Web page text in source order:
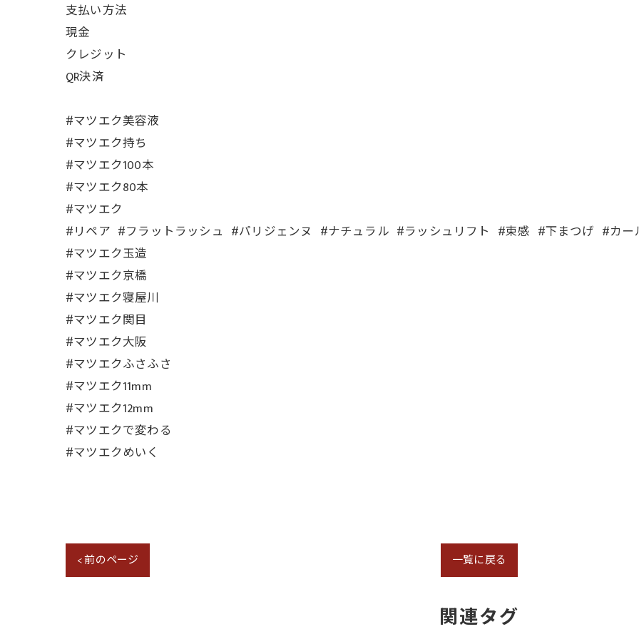
支払い方法
現金
クレジット
QR決済
#マツエク美容液
#マツエク持ち
#マツエク100本
#マツエク80本
#マツエク
#リペア #フラットラッシュ #パリジェンヌ #ナチュラル #ラッシュリフト #束感 #下まつげ #カー
#マツエク玉造
#マツエク京橋
#マツエク寝屋川
#マツエク関目
#マツエク大阪
#マツエクふさふさ
#マツエク11mm
#マツエク12mm
#マツエクで変わる
#マツエクめいく
< 前のページ 一覧に戻る
関連タグ